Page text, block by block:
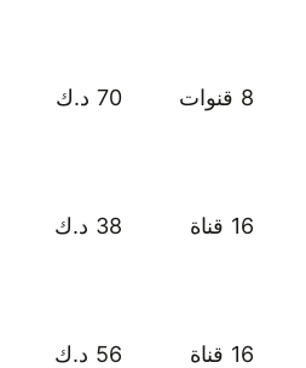
8 قنوات 70 د.ك
16 قناة 38 د.ك
16 قناة 56 د.ك